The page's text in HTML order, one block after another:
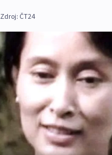
Zdroj: ČT24